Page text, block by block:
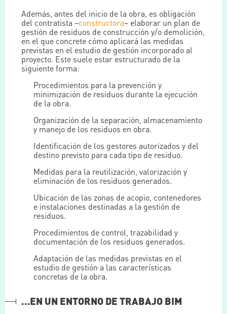
Además, antes del inicio de la obra, es obligación
del contratista –constructora– elaborar un plan de
gestión de residuos de construcción y/o demolición,
en el que concrete cómo aplicará las medidas
previstas en el estudio de gestión incorporado al
proyecto. Este suele estar estructurado de la
siguiente forma:
Procedimientos para la prevención y
minimización de residuos durante la ejecución
de la obra.
Organización de la separación, almacenamiento
y manejo de los residuos en obra.
Identificación de los gestores autorizados y del
destino previsto para cada tipo de residuo.
Medidas para la reutilización, valorización y
eliminación de los residuos generados.
Ubicación de las zonas de acopio, contenedores
e instalaciones destinadas a la gestión de
residuos.
Procedimientos de control, trazabilidad y
documentación de los residuos generados.
Adaptación de las medidas previstas en el
estudio de gestión a las características
concretas de la obra.
…EN UN ENTORNO DE TRABAJO BIM